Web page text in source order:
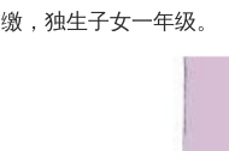
缴，独生子女一年级。